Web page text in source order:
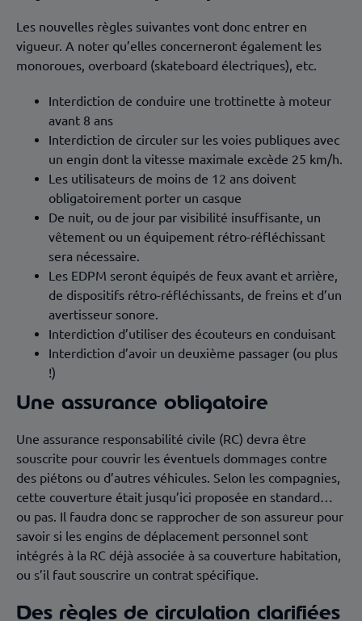
Les nouvelles règles suivantes vont donc entrer en
vigueur. A noter qu’elles concerneront également les
monoroues, overboard (skateboard électriques), etc.
Interdiction de conduire une trottinette à moteur
avant 8 ans
Interdiction de circuler sur les voies publiques avec
un engin dont la vitesse maximale excède 25 km/h.
Les utilisateurs de moins de 12 ans doivent
obligatoirement porter un casque
De nuit, ou de jour par visibilité insuffisante, un
vêtement ou un équipement rétro-réfléchissant
sera nécessaire.
Les EDPM seront équipés de feux avant et arrière,
de dispositifs rétro-réfléchissants, de freins et d’un
avertisseur sonore.
Interdiction d’utiliser des écouteurs en conduisant
Interdiction d’avoir un deuxième passager (ou plus
!)
Une assurance obligatoire
Une assurance responsabilité civile (RC) devra être
souscrite pour couvrir les éventuels dommages contre
des piétons ou d’autres véhicules. Selon les compagnies,
cette couverture était jusqu’ici proposée en standard…
ou pas. Il faudra donc se rapprocher de son assureur pour
savoir si les engins de déplacement personnel sont
intégrés à la RC déjà associée à sa couverture habitation,
ou s’il faut souscrire un contrat spécifique.
Des règles de circulation clarifiées